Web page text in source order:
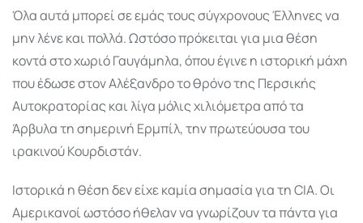
Όλα αυτά μπορεί σε εμάς τους σύγχρονους Έλληνες να
μην λένε και πολλά. Ωστόσο πρόκειται για μια θέση
κοντά στο χωριό Γαυγάμηλα, όπου έγινε η ιστορική μάχη
που έδωσε στον Αλέξανδρο το θρόνο της Περσικής
Αυτοκρατορίας και λίγα μόλις χιλιόμετρα από τα
Άρβυλα τη σημερινή Ερμπίλ, την πρωτεύουσα του
ιρακινού Κουρδιστάν.
Ιστορικά η θέση δεν είχε καμία σημασία για τη CIA. Οι
Αμερικανοί ωστόσο ήθελαν να γνωρίζουν τα πάντα για